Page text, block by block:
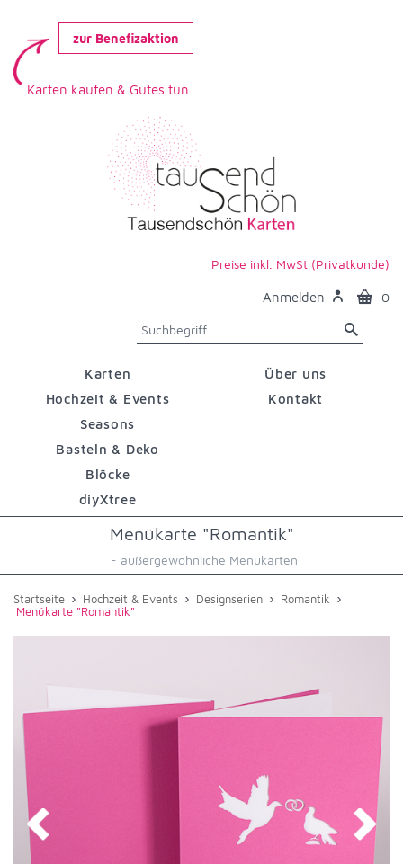
zur Benefizaktion
Karten kaufen & Gutes tun
Preise inkl. MwSt (Privatkunde)
Anmelden 0
Karten
Hochzeit & Events
Seasons
Basteln & Deko
Blöcke
diyXtree
Über uns
Kontakt
Menükarte "Romantik"
- außergewöhnliche Menükarten
Startseite › Hochzeit & Events › Designserien › Romantik ›
Menükarte "Romantik"